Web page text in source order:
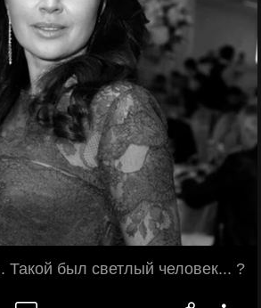
Такой был светлый человек... ?